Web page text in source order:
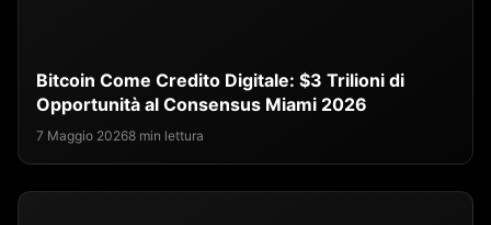
Bitcoin Come Credito Digitale: $3 Trilioni di
Opportunità al Consensus Miami 2026
7 Maggio 20268 min lettura